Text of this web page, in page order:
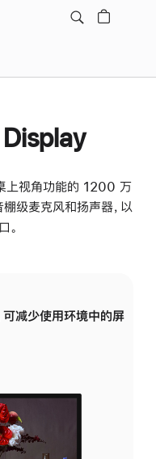
上视角功能的 1200 万
级麦克风和扬声器，以
。
可减少使用环境中的屏